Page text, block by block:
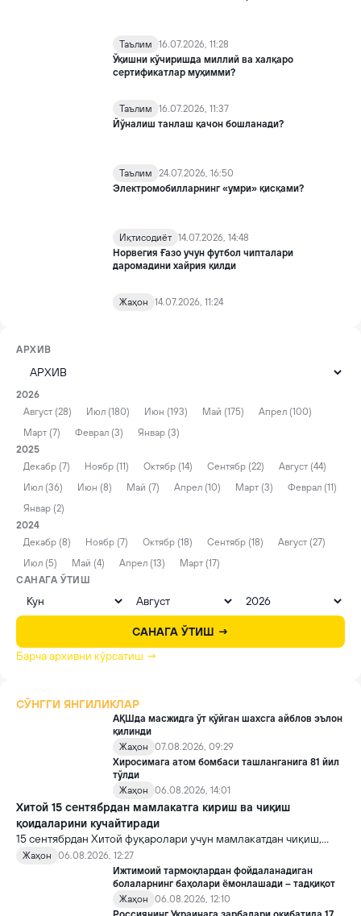
Таълим
16.07.2026, 11:28
Ўқишни кўчиришда миллий ва халқаро
сертификатлар муҳимми?
Таълим
16.07.2026, 11:37
Йўналиш танлаш қачон бошланади?
Таълим
24.07.2026, 16:50
Электромобилларнинг «умри» қисқами?
Иқтисодиёт 14.07.2026, 14:48
Норвегия Ғазо учун футбол чипталари
даромадини хайрия қилди
Жаҳон 14.07.2026, 11:24
АРХИВ
2026
Август (28)
Июл (180) Июн (193) Май (175)
Апрел (100)
Март (7)
Феврал (3)
Январ (3)
2025
Декабр (7)
Ноябр (11) Октябр (14) Сентябр (22)
Август (44)
Июл (36)
Июн (8) Май (7) Апрел (10) Март (3)
Феврал (11)
Январ (2)
2024
Декабр (8)
Ноябр (7) Октябр (18) Сентябр (18)
Август (27)
Июл (5)
Май (4) Апрел (13)
Март (17)
САНАГА ЎТИШ
САНАГА ЎТИШ →
Барча архивни кўрсатиш →
СЎНГГИ ЯНГИЛИКЛАР
АҚШда масжидга ўт қўйган шахсга айблов эълон
қилинди
Жаҳон
07.08.2026, 09:29
Хиросимага атом бомбаси ташланганига 81 йил
тўлди
Жаҳон
06.08.2026, 14:01
Хитой 15 сентябрдан мамлакатга кириш ва чиқиш
қоидаларини кучайтиради
15 сентябрдан Хитой фуқаролари учун мамлакатдан чиқиш,
хорижликлар учун эса Хитойга кириш тартиби бўйича янги
қоидалар кучга киради.
Жаҳон
06.08.2026, 12:27
Ижтимоий тармоқлардан фойдаланадиган
болаларнинг баҳолари ёмонлашади – тадқиқот
Жаҳон
06.08.2026, 12:10